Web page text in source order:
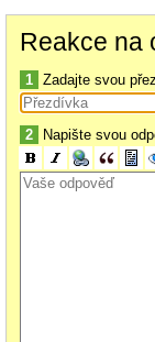
Reakce na
1 Zadajte svou
2 Napište svou